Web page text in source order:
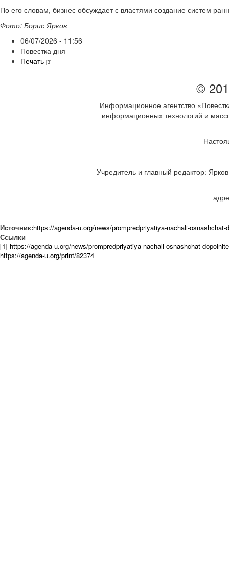
По его словам, бизнес обсуждает с властями создание систем
Фото: Борис Ярков
06/07/2026 - 11:56
Повестка дня
Печать [3]
©
Информационное агентство
информационных технологий и
Учредитель и главный редактор:
Источник:https://agenda-u.org/news/prompredpriyatiya-nachali-
Ссылки
[1] https://agenda-u.org/news/prompredpriyatiya-nachali-osnashchat-
https://agenda-u.org/print/82374